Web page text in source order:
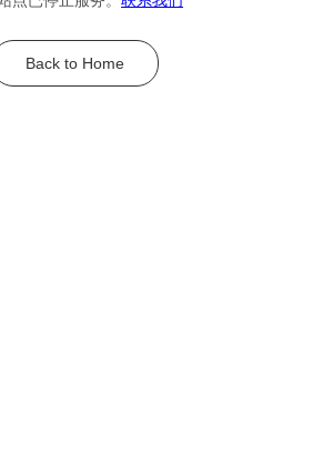
Back to Home